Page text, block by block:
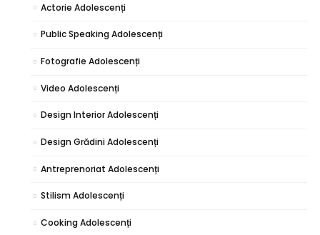
Actorie Adolescenți
Public Speaking Adolescenți
Fotografie Adolescenți
Video Adolescenți
Design Interior Adolescenți
Design Grădini Adolescenți
Antreprenoriat Adolescenți
Stilism Adolescenți
Cooking Adolescenți